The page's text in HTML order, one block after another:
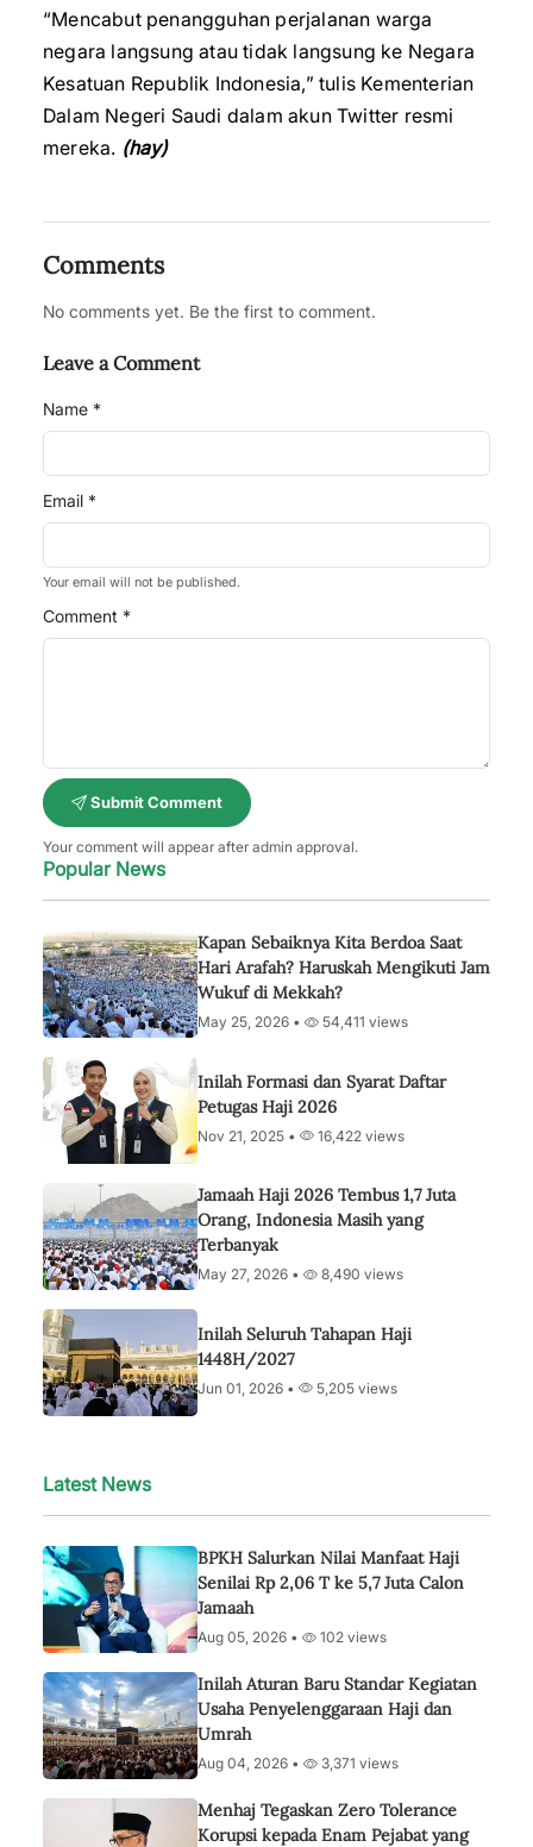
“Mencabut penangguhan perjalanan warga
negara langsung atau tidak langsung ke Negara
Kesatuan Republik Indonesia,” tulis Kementerian
Dalam Negeri Saudi dalam akun Twitter resmi
mereka. (hay)
Comments
No comments yet. Be the first to comment.
Leave a Comment
Name *
Email *
Your email will not be published.
Comment *
Submit Comment
Your comment will appear after admin approval.
Popular News
Kapan Sebaiknya Kita Berdoa Saat
Hari Arafah? Haruskah Mengikuti Jam
Wukuf di Mekkah?
May 25, 2026 • 54,411 views
Inilah Formasi dan Syarat Daftar
Petugas Haji 2026
Nov 21, 2025 • 16,422 views
Jamaah Haji 2026 Tembus 1,7 Juta
Orang, Indonesia Masih yang
Terbanyak
May 27, 2026 • 8,490 views
Inilah Seluruh Tahapan Haji
1448H/2027
Jun 01, 2026 • 5,205 views
Latest News
BPKH Salurkan Nilai Manfaat Haji
Senilai Rp 2,06 T ke 5,7 Juta Calon
Jamaah
Aug 05, 2026 • 102 views
Inilah Aturan Baru Standar Kegiatan
Usaha Penyelenggaraan Haji dan
Umrah
Aug 04, 2026 • 3,371 views
Menhaj Tegaskan Zero Tolerance
Korupsi kepada Enam Pejabat yang